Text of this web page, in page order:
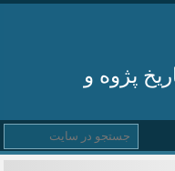
پژوه و